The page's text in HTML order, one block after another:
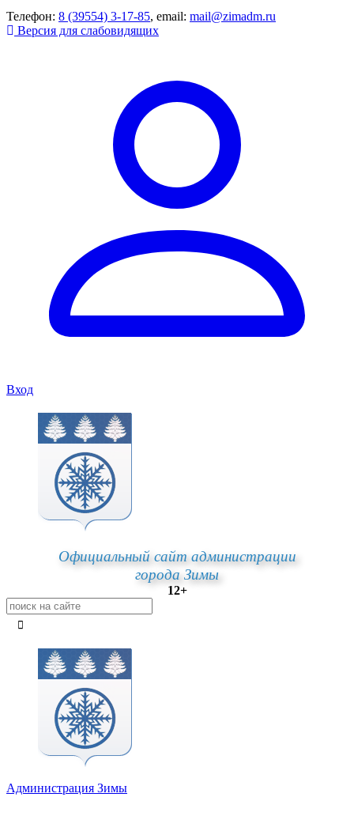
Телефон: 8 (39554) 3-17-85, email: mail@zimadm.ru
Версия для слабовидящих
Вход
Официальный сайт администрации
города Зимы
12+
Администрация Зимы